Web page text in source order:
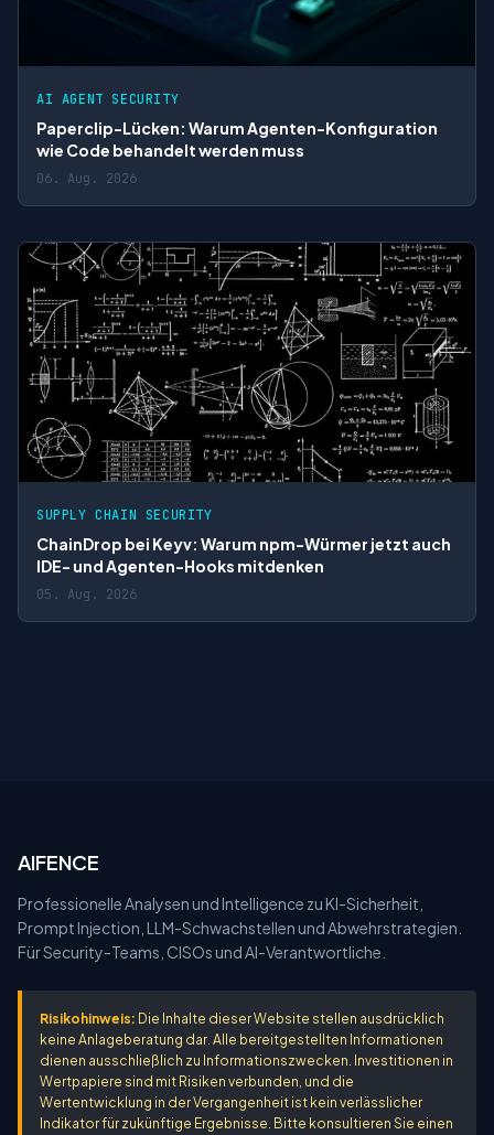
AI AGENT SECURITY
Paperclip-Lücken: Warum Agenten-Konfiguration
wie Code behandelt werden muss
06. Aug. 2026
SUPPLY CHAIN SECURITY
ChainDrop bei Keyv: Warum npm-Würmer jetzt auch
IDE- und Agenten-Hooks mitdenken
05. Aug. 2026
AIFENCE
Professionelle Analysen und Intelligence zu KI-Sicherheit,
Prompt Injection, LLM-Schwachstellen und Abwehrstrategien.
Für Security-Teams, CISOs und AI-Verantwortliche.
Risikohinweis: Die Inhalte dieser Website stellen ausdrücklich
keine Anlageberatung dar. Alle bereitgestellten Informationen
dienen ausschließlich zu Informationszwecken. Investitionen in
Wertpapiere sind mit Risiken verbunden, und die
Wertentwicklung in der Vergangenheit ist kein verlässlicher
Indikator für zukünftige Ergebnisse. Bitte konsultieren Sie einen